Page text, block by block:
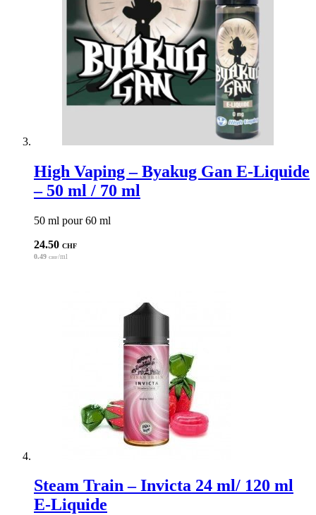
High Vaping – Byakug Gan E-Liquide
– 50 ml / 70 ml
50 ml pour 60 ml
24.50 CHF
0.49 CHF/ml
Steam Train – Invicta 24 ml/ 120 ml
E-Liquide